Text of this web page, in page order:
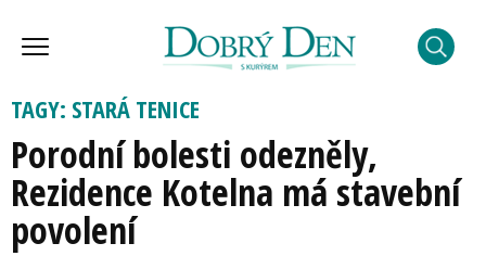
TAGY: STARÁ TENICE
Porodní bolesti odezněly,
Rezidence Kotelna má stavební
povolení